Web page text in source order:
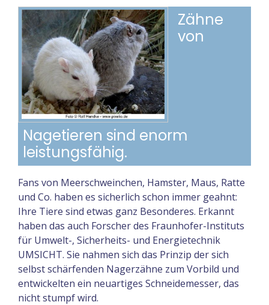
Zähne
von
Nagetieren sind enorm
leistungsfähig.
Fans von Meerschweinchen, Hamster, Maus, Ratte
und Co. haben es sicherlich schon immer geahnt:
Ihre Tiere sind etwas ganz Besonderes. Erkannt
haben das auch Forscher des Fraunhofer-Instituts
für Umwelt-, Sicherheits- und Energietechnik
UMSICHT. Sie nahmen sich das Prinzip der sich
selbst schärfenden Nagerzähne zum Vorbild und
entwickelten ein neuartiges Schneidemesser, das
nicht stumpf wird.